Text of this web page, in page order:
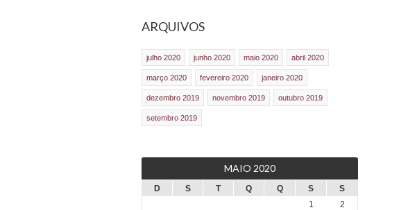
ARQUIVOS
julho 2020 junho 2020 maio 2020 abril 2020
março 2020 fevereiro 2020 janeiro 2020
dezembro 2019 novembro 2019 outubro 2019
setembro 2019
MAIO 2020
D S T Q Q S
S
1
2